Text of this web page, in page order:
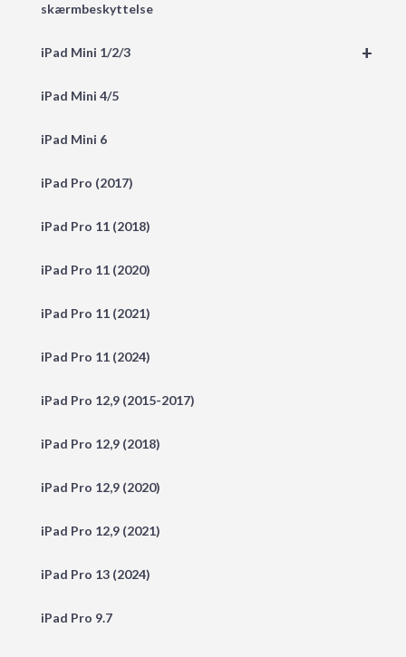
skærmbeskyttelse
+
iPad Mini 1/2/3
iPad Mini 4/5
iPad Mini 6
iPad Pro (2017)
iPad Pro 11 (2018)
iPad Pro 11 (2020)
iPad Pro 11 (2021)
iPad Pro 11 (2024)
iPad Pro 12,9 (2015-2017)
iPad Pro 12,9 (2018)
iPad Pro 12,9 (2020)
iPad Pro 12,9 (2021)
iPad Pro 13 (2024)
iPad Pro 9.7